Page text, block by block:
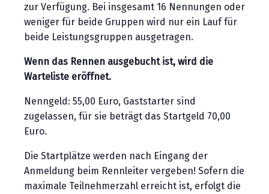
zur Verfügung. Bei insgesamt 16 Nennungen oder
weniger für beide Gruppen wird nur ein Lauf für
beide Leistungsgruppen ausgetragen.
Wenn das Rennen ausgebucht ist, wird die
Warteliste eröffnet.
Nenngeld: 55,00 Euro, Gaststarter sind
zugelassen, für sie beträgt das Startgeld 70,00
Euro.
Die Startplätze werden nach Eingang der
Anmeldung beim Rennleiter vergeben! Sofern die
maximale Teilnehmerzahl erreicht ist, erfolgt die